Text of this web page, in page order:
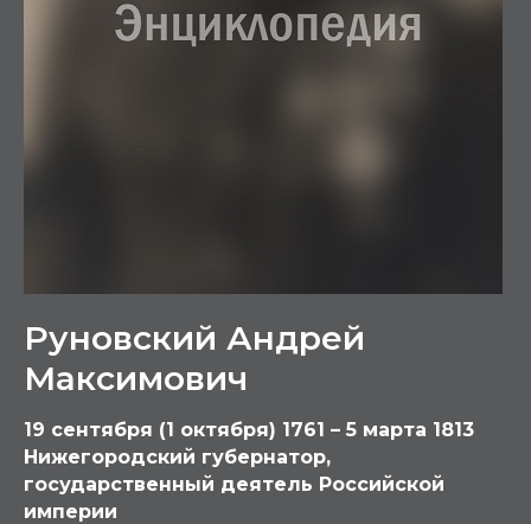
Руновский Андрей
Максимович
19 сентября (1 октября) 1761 – 5 марта 1813
Нижегородский губернатор,
государственный деятель Российской
империи